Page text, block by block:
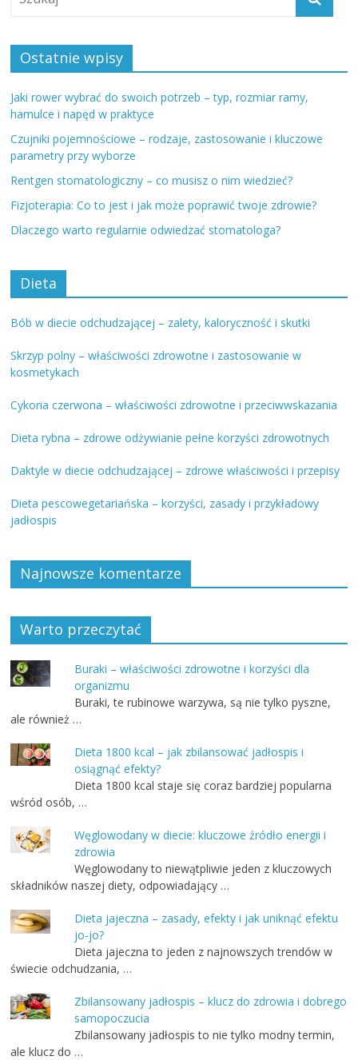
Ostatnie wpisy
Jaki rower wybrać do swoich potrzeb – typ, rozmiar ramy,
hamulce i napęd w praktyce
Czujniki pojemnościowe – rodzaje, zastosowanie i kluczowe
parametry przy wyborze
Rentgen stomatologiczny – co musisz o nim wiedzieć?
Fizjoterapia: Co to jest i jak może poprawić twoje zdrowie?
Dlaczego warto regularnie odwiedzać stomatologa?
Dieta
Bób w diecie odchudzającej – zalety, kaloryczność i skutki
Skrzyp polny – właściwości zdrowotne i zastosowanie w
kosmetykach
Cykoria czerwona – właściwości zdrowotne i przeciwwskazania
Dieta rybna – zdrowe odżywianie pełne korzyści zdrowotnych
Daktyle w diecie odchudzającej – zdrowe właściwości i przepisy
Dieta pescowegetariańska – korzyści, zasady i przykładowy
jadłospis
Najnowsze komentarze
Warto przeczytać
Buraki – właściwości zdrowotne i korzyści dla
organizmu
Buraki, te rubinowe warzywa, są nie tylko pyszne,
ale również …
Dieta 1800 kcal – jak zbilansować jadłospis i
osiągnąć efekty?
Dieta 1800 kcal staje się coraz bardziej popularna
wśród osób, …
Węglowodany w diecie: kluczowe źródło energii i
zdrowia
Węglowodany to niewątpliwie jeden z kluczowych
składników naszej diety, odpowiadający …
Dieta jajeczna – zasady, efekty i jak uniknąć efektu
jo-jo?
Dieta jajeczna to jeden z najnowszych trendów w
świecie odchudzania, …
Zbilansowany jadłospis – klucz do zdrowia i dobrego
samopoczucia
Zbilansowany jadłospis to nie tylko modny termin,
ale klucz do …